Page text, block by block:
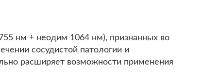
нм + неодим 1064 нм), признанных во
сосудистой патологии и
расширяет возможности применения